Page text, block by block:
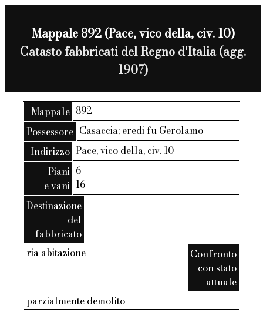
Mappale 892 (Pace, vico della, civ. 10)
Catasto fabbricati del Regno d'Italia (agg.
1907)
Mappale 892
Possessore Casaccia; eredi fu Gerolamo
Indirizzo Pace, vico della, civ. 10
Piani
e vani
6
16
Destinazione
del
fabbricato
ria abitazione
Confronto
con stato
attuale
parzialmente demolito